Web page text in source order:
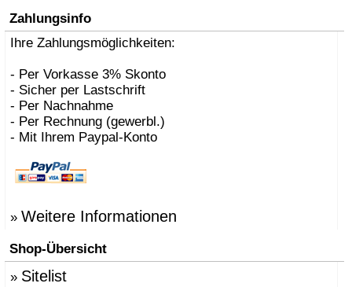
Zahlungsinfo
Ihre Zahlungsmöglichkeiten:
- Per Vorkasse 3% Skonto
- Sicher per Lastschrift
- Per Nachnahme
- Per Rechnung (gewerbl.)
- Mit Ihrem Paypal-Konto
» Weitere Informationen
Shop-Übersicht
» Sitelist